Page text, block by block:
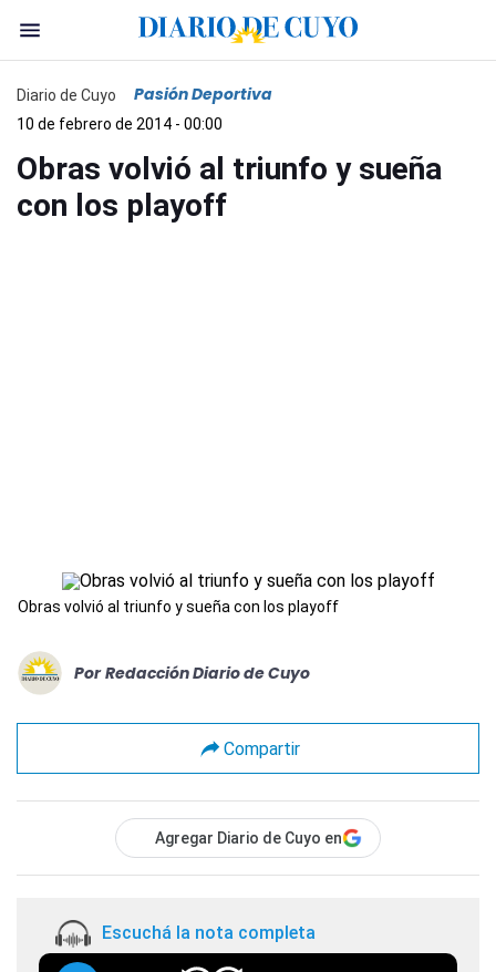
Diario de Cuyo Pasión Deportiva
10 de febrero de 2014 - 00:00
Obras volvió al triunfo y sueña
con los playoff
Obras volvió al triunfo y sueña con los playoff
Por Redacción Diario de Cuyo
Compartir
Agregar Diario de Cuyo en
Escuchá la nota completa